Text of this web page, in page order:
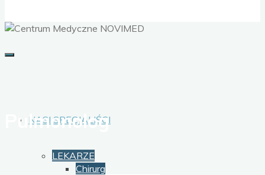
NASI SPECJALIŚCI
LEKARZE
Chirurg
Pulmonolog